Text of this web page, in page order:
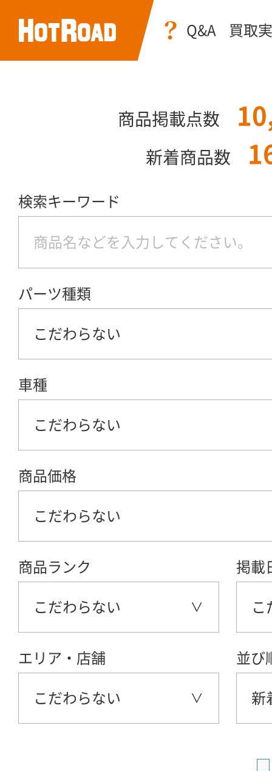
Q&A 買取
商品掲載点数
新着商品数
検索キーワード
パーツ種類
こだわらない
車種
こだわらない
商品価格
こだわらない
商品ランク
こだわらない
掲載
こ
エリア・店舗
こだわらない
並び
新